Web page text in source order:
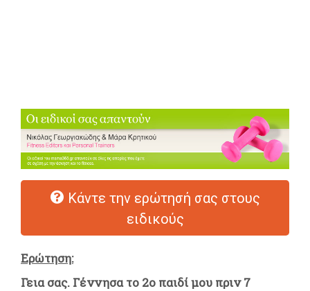
Κάντε την ερώτησή σας στους
ειδικούς
Ερώτηση:
Γεια σας. Γέννησα το 2ο παιδί μου πριν 7